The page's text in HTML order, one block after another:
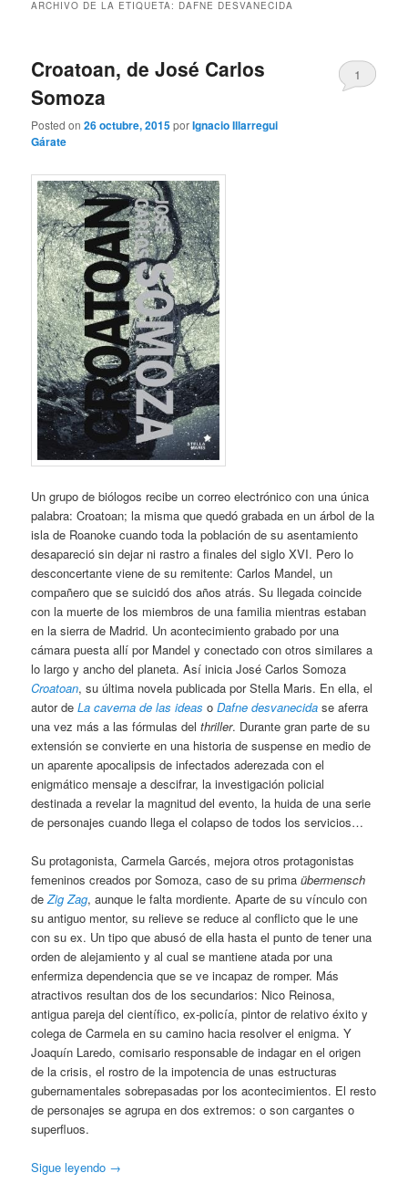
ARCHIVO DE LA ETIQUETA: DAFNE DESVANECIDA
Croatoan, de José Carlos
Somoza
Posted on26 octubre, 2015porIgnacio Illarregui
Gárate
1
Un grupo de biólogos recibe un correo electrónico con una única
palabra: Croatoan; la misma que quedó grabada en un árbol de la
isla de Roanoke cuando toda la población de su asentamiento
desapareció sin dejar ni rastro a finales del siglo XVI. Pero lo
desconcertante viene de su remitente: Carlos Mandel, un
compañero que se suicidó dos años atrás. Su llegada coincide
con la muerte de los miembros de una familia mientras estaban
en la sierra de Madrid. Un acontecimiento grabado por una
cámara puesta allí por Mandel y conectado con otros similares a
lo largo y ancho del planeta. Así inicia José Carlos Somoza
Croatoan, su última novela publicada por Stella Maris. En ella, el
autor deLa caverna de las ideas oDafne desvanecida se aferra
una vez más a las fórmulas delthriller. Durante gran parte de su
extensión se convierte en una historia de suspense en medio de
un aparente apocalipsis de infectados aderezada con el
enigmático mensaje a descifrar, la investigación policial
destinada a revelar la magnitud del evento, la huida de una serie
de personajes cuando llega el colapso de todos los servicios…
Su protagonista, Carmela Garcés, mejora otros protagonistas
femeninos creados por Somoza, caso de su primaübermensch
deZig Zag, aunque le falta mordiente. Aparte de su vínculo con
su antiguo mentor, su relieve se reduce al conflicto que le une
con su ex. Un tipo que abusó de ella hasta el punto de tener una
orden de alejamiento y al cual se mantiene atada por una
enfermiza dependencia que se ve incapaz de romper. Más
atractivos resultan dos de los secundarios: Nico Reinosa,
antigua pareja del científico, ex-policía, pintor de relativo éxito y
colega de Carmela en su camino hacia resolver el enigma. Y
Joaquín Laredo, comisario responsable de indagar en el origen
de la crisis, el rostro de la impotencia de unas estructuras
gubernamentales sobrepasadas por los acontecimientos. El resto
de personajes se agrupa en dos extremos: o son cargantes o
superfluos.
Sigue leyendo →